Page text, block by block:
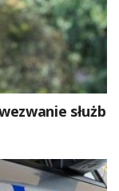
służb